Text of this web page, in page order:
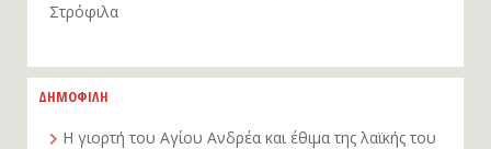
Στρόφιλα
ΔΗΜΟΦΙΛΗ
Η γιορτή του Αγίου Ανδρέα και έθιμα της λαϊκής του